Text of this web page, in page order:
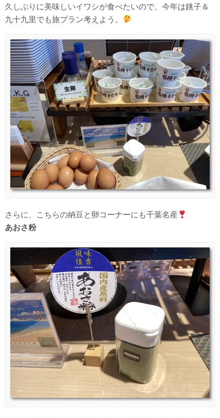
久しぶりに美味しいイワシが食べたいので、今年は銚子＆
九十九里でも旅プラン考えよう。
さらに、こちらの納豆と卵コーナーにも千葉名産
あおさ粉